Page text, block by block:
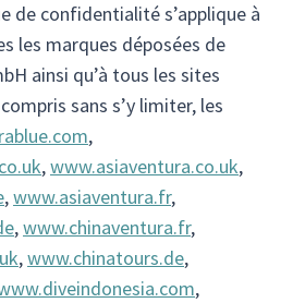
de confidentialité s’applique à
les marques déposées de
ainsi qu’à tous les sites
sans s’y limiter, les
,
,www.asiaventura.co.uk,
,www.asiaventura.fr,
,www.chinaventura.fr,
,www.chinatours.de,
,